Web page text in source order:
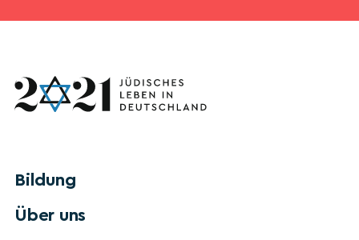
Bildung
Über uns